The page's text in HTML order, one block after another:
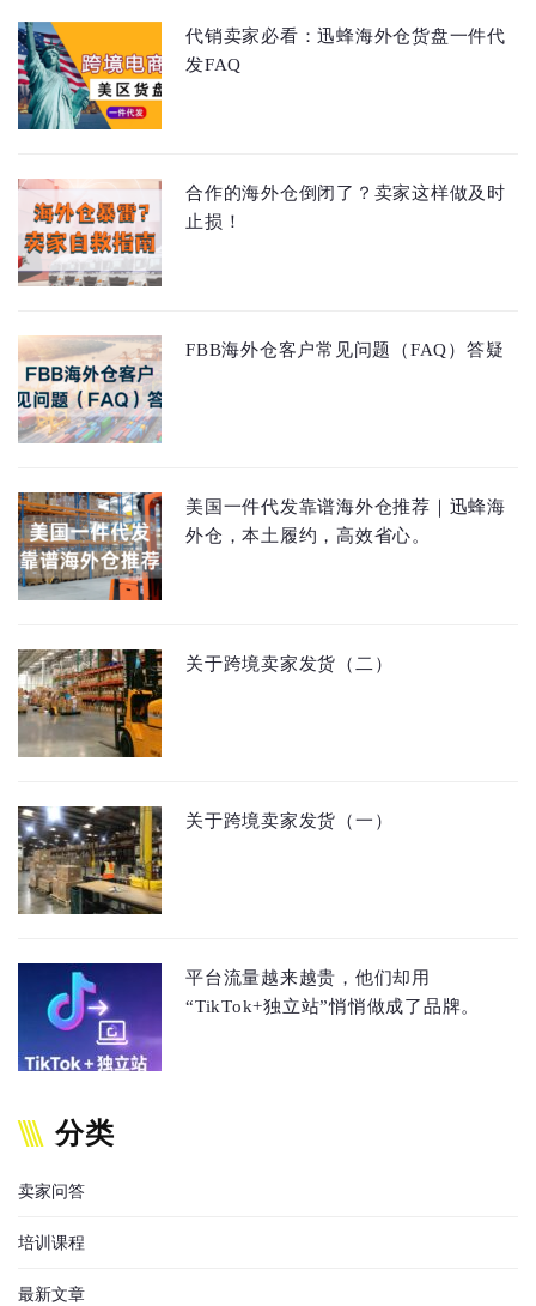
代销卖家必看：迅蜂海外仓货盘一件代
发FAQ
合作的海外仓倒闭了？卖家这样做及时
止损！
FBB海外仓客户常见问题（FAQ）答疑
美国一件代发靠谱海外仓推荐｜迅蜂海
外仓，本土履约，高效省心。
关于跨境卖家发货（二）
关于跨境卖家发货（一）
平台流量越来越贵，他们却用
“TikTok+独立站”悄悄做成了品牌。
分类
卖家问答
培训课程
最新文章